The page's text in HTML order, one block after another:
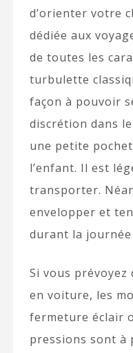
d’orienter votre
dédiée aux
de toutes les
turbulette
façon à pouvoir
discrétion dans
une petite
l’enfant. Il est
transporter.
envelopper et
durant la
Si vous
en voiture, les
fermeture éclair
pressions sont à